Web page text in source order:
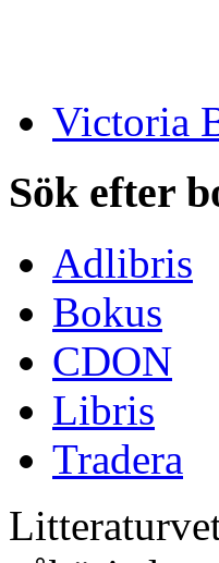
Victoria
Sök efter
Adlibris
Bokus
CDON
Libris
Tradera